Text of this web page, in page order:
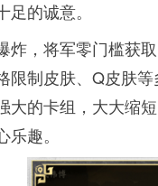
的诚意。
炸，将军零门槛获
限制皮肤、Q皮肤
大的卡组，大大缩
趣。